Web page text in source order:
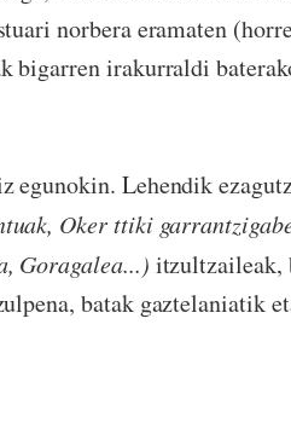
norbera eramaten
bigarren irakurraldi
egunokin. Lehendik
Oker ttiki
Goragalea...) itzultzaileak,
batak gaztelaniatik